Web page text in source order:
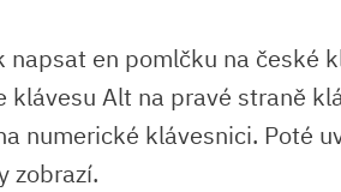
napsat en pomlčku na české
klávesu Alt na pravé straně
numerické klávesnici. Poté
zobrazí.